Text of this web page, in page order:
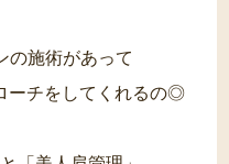
の施術があって
ーチをしてくれるの◎